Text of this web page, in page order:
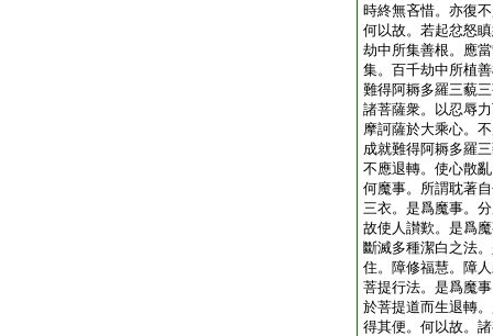
時終無吝惜。亦復
何以故。若起忿怒
劫中所集善根。應
集。百千劫中所植
難得阿耨多羅三藐
諸菩薩衆。以忍辱
摩訶薩於大乘心。
成就難得阿耨多羅
不應退轉。使心散
何魔事。所謂耽著
三衣。是爲魔事。
故使人讃歎。是爲
斷滅多種潔白之法
住。障修福慧。障
菩提行法。是爲魔
於菩提道而生退轉
得其便。何以故。